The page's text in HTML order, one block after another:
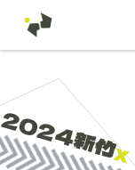
新竹x